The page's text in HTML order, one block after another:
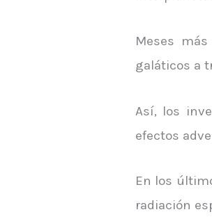
Meses
galáticos a
Así, los
efectos
En los
radiación